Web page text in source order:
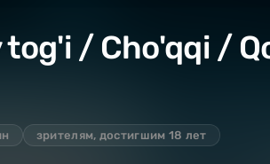
Izlash
/ Cho'qqi /
зрителям, достигшим 18 лет